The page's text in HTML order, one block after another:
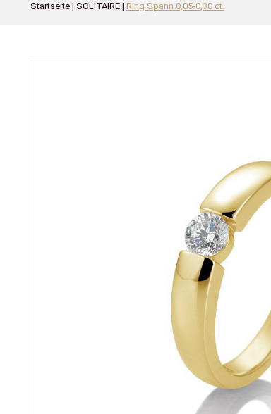
Startseite SOLITAIRE Ring Spann 0,05-0,30 ct.